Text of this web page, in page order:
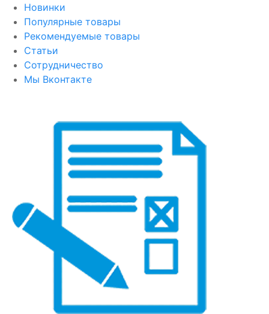
Новинки
Популярные товары
Рекомендуемые товары
Статьи
Сотрудничество
Мы Вконтакте